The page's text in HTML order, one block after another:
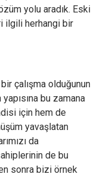
yolu aradık. Eski
ilgili herhangi bir
çalışma olduğunun
bu zamana
için hem de
yavaşlatan
da
de bu
sonra bizi örnek